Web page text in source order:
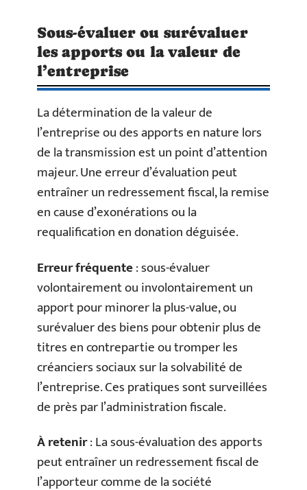
Sous-évaluer ou surévaluer
les apports ou la valeur de
l’entreprise
La détermination de la valeur de
l’entreprise ou des apports en nature lors
de la transmission est un point d’attention
majeur. Une erreur d’évaluation peut
entraîner un redressement fiscal, la remise
en cause d’exonérations ou la
requalification en donation déguisée.
Erreur fréquente: sous-évaluer
volontairement ou involontairement un
apport pour minorer la plus-value, ou
surévaluer des biens pour obtenir plus de
titres en contrepartie ou tromper les
créanciers sociaux sur la solvabilité de
l’entreprise. Ces pratiques sont surveillées
de près par l’administration fiscale.
À retenir: La sous-évaluation des apports
peut entraîner un redressement fiscal de
l’apporteur comme de la société